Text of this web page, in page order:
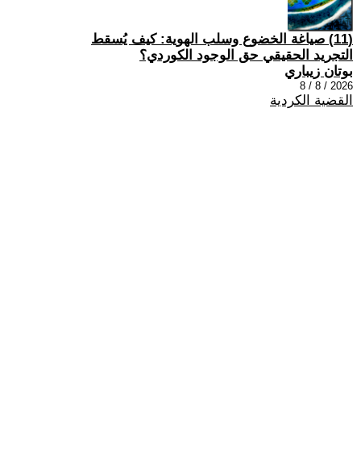
(11) صياغة الخضوع وسلب الهوية: كيف يُسقط
التجريد الحقيقي حق الوجود الكوردي؟
بوتان زيباري
2026 / 8 / 8
القضية الكردية